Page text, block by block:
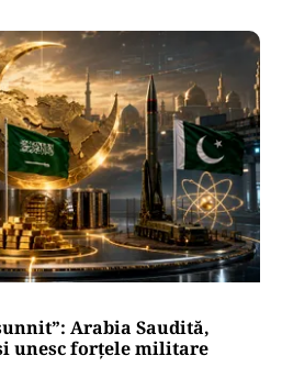
Arabia Saudită,
unesc forțele militare